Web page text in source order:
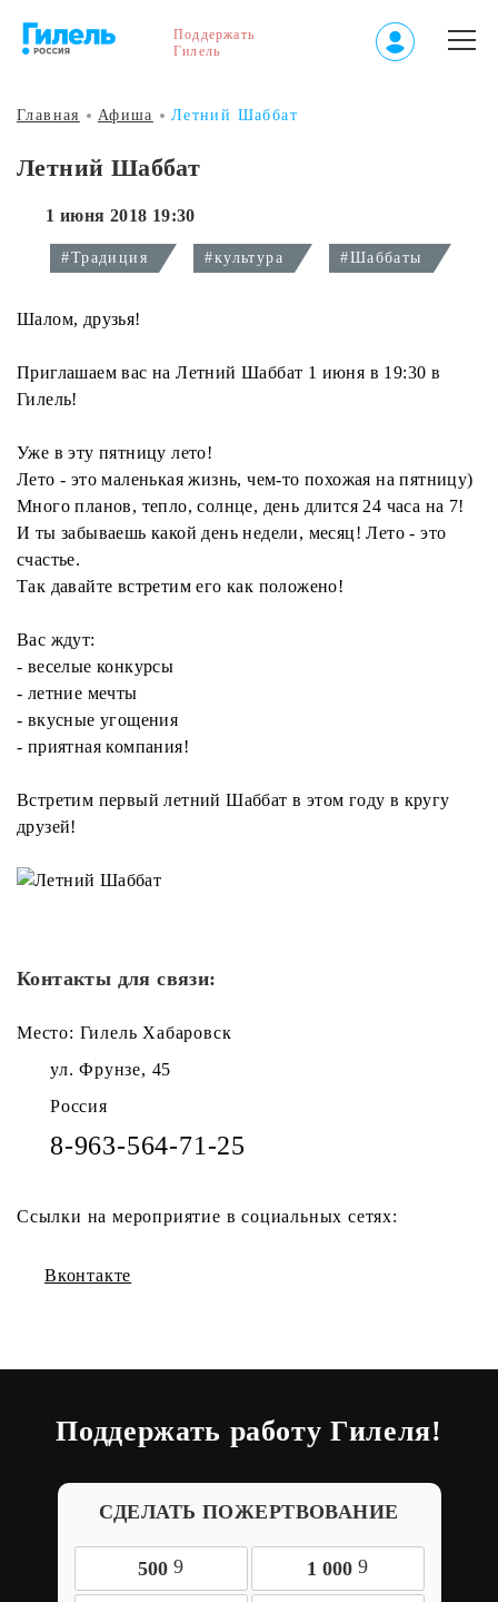
Поддержать
Гилель
Главная Афиша Летний Шаббат
Летний Шаббат
1 июня 2018 19:30
#Традиция #культура #Шаббаты
Шалом, друзья!
Приглашаем вас на Летний Шаббат 1 июня в 19:30 в
Гилель!
Уже в эту пятницу лето!
Лето - это маленькая жизнь, чем-то похожая на пятницу)
Много планов, тепло, солнце, день длится 24 часа на 7!
И ты забываешь какой день недели, месяц! Лето - это
счастье.
Так давайте встретим его как положено!
Вас ждут:
- веселые конкурсы
- летние мечты
- вкусные угощения
- приятная компания!
Встретим первый летний Шаббат в этом году в кругу
друзей!
Контакты для связи:
Место: Гилель Хабаровск
ул. Фрунзе, 45
Россия
8-963-564-71-25
Ссылки на мероприятие в социальных сетях:
Вконтакте
Поддержать работу Гилеля!
СДЕЛАТЬ ПОЖЕРТВОВАНИЕ
500 9 1 000 9